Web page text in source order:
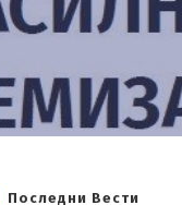
Последни Вести